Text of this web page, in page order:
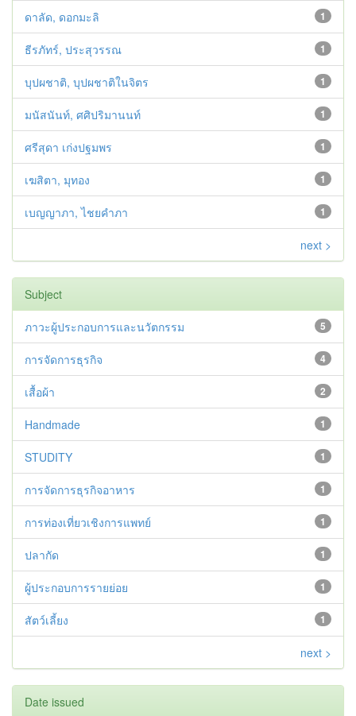
1
ดาลัด, ดอกมะลิ
1
ธีรภัทร์, ประสุวรรณ
1
บุปผชาติ, บุปผชาติในจิตร
1
มนัสนันท์, ศศิปริมานนท์
1
ศรีสุดา เก่งปฐมพร
1
เฆสิตา, มุทอง
1
เบญญาภา, ไชยคำภา
next >
Subject
5
ภาวะผู้ประกอบการและนวัตกรรม
4
การจัดการธุรกิจ
2
เสื้อผ้า
1
Handmade
1
STUDITY
1
การจัดการธุรกิจอาหาร
1
การท่องเที่ยวเชิงการแพทย์
1
ปลากัด
1
ผู้ประกอบการรายย่อย
1
สัตว์เลี้ยง
next >
Date issued